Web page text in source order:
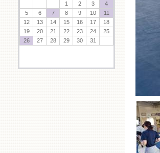
1
2 3
4
5
6 7 8 9 10
11
12
13 14 15 16 17
18
19
20 21 22 23 24
25
26
27 28 29 30 31